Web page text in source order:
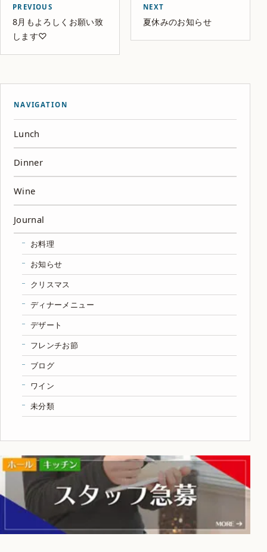
PREVIOUS
8月もよろしくお願い致
します♡
NEXT
夏休みのお知らせ
NAVIGATION
Lunch
Dinner
Wine
Journal
お料理
お知らせ
クリスマス
ディナーメニュー
デザート
フレンチお節
ブログ
ワイン
未分類